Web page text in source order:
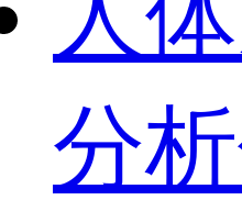
分